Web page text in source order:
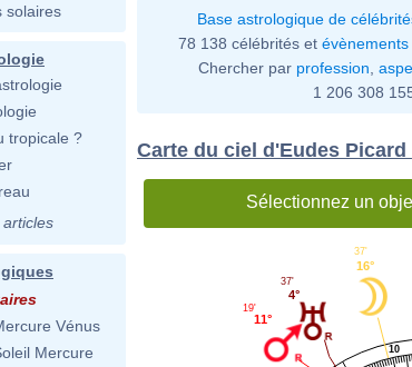
solaires
tropicale ?
articles
Vénus
Mercure
Base astrologique de
78 138 célébrités et évènements
Chercher par profession
1 206 308
Carte du ciel d'Eudes
Sélectionnez un
10
16°
37'
4°
37'
11°
19'